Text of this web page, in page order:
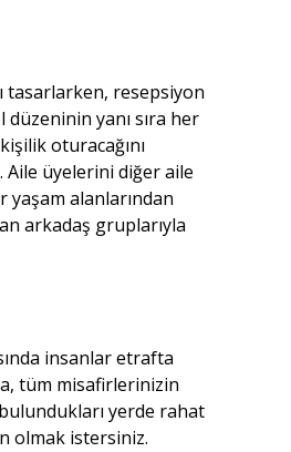
tasarlarken, resepsiyon
yanı sıra her
oturacağını
üyelerini diğer aile
yaşam alanlarından
arkadaş gruplarıyla
insanlar etrafta
tüm misafirlerinizin
yerde rahat
olmak istersiniz.